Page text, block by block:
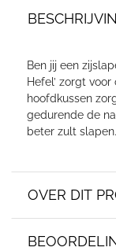
Ben jij een
Hefel’ zorgt
hoofdkussen
gedurende de
beter zult slapen.
OVER DIT